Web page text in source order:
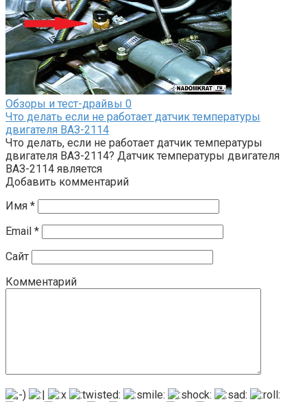
Обзоры и тест-драйвы 0
Что делать если не работает датчик температуры
двигателя ВАЗ-2114
Что делать, если не работает датчик температуры
двигателя ВАЗ-2114? Датчик температуры двигателя
ВАЗ-2114 является
Добавить комментарий
Имя *
Email *
Сайт
Комментарий